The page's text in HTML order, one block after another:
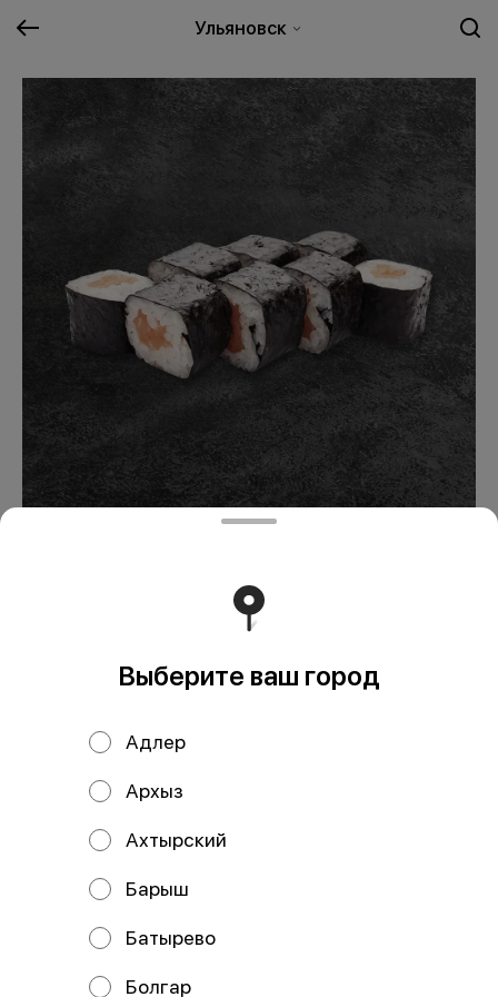
Ульяновск
Мы рекомендуем
Выберите ваш город
Адлер
Архыз
Ахтырский
Барыш
Батырево
Болгар